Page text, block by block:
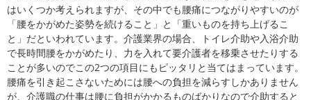
はいくつか考えられますが、その中でも腰痛につながりやすいのが
「腰をかがめた姿勢を続けること」と「重いものを持ち上げるこ
と」だといわれています。介護業界の場合、トイレ介助や入浴介助
で長時間腰をかがめたり、力を入れて要介護者を移乗させたりする
ことが多いのでこの2つの項目にもピッタリと当てはまっています。
腰痛を引き起こさないためには腰への負担を減らすしかありません
が、介護職の仕事は腰に負担がかかるものばかりなので介助すると